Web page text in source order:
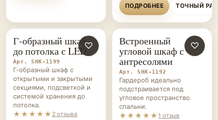
ПОДРОБНЕЕ ТОЧНЫЙ
ШКАФЫ НА ЗАКАЗ ♡
Г-образный шкаф
до потолка с LED
Арт. SHK-1199
Г-образный шкаф с
открытыми и закрытыми
секциями, подсветкой и
системой хранения до
потолка.
★★★★★ 2 отзыва
ШКАФЫ НА ЗАКАЗ ♡
Встроенный
угловой шкаф с
антресолями
Арт. SHK-1192
Гардероб идеально
подстраивается под
угловое пространство
спальни.
★★★★★ 1 отзыв